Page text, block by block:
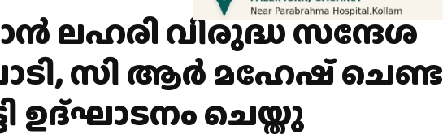
ലഹരി വിരുദ്ധ സന്ദേശ
സി ആർ മഹേഷ് ചെണ്ട
ഉദ്ഘാടനം ചെയ്തു